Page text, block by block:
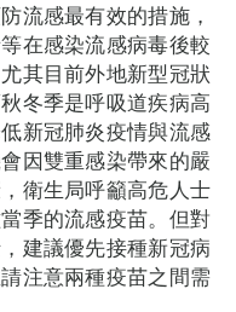
流感最有效的措施，
在感染流感病毒後較
其目前外地新型冠狀
冬季是呼吸道疾病高
新冠肺炎疫情與流感
因雙重感染帶來的嚴
衛生局呼籲高危人士
季的流感疫苗。但對
建議優先接種新冠病
注意兩種疫苗之間需